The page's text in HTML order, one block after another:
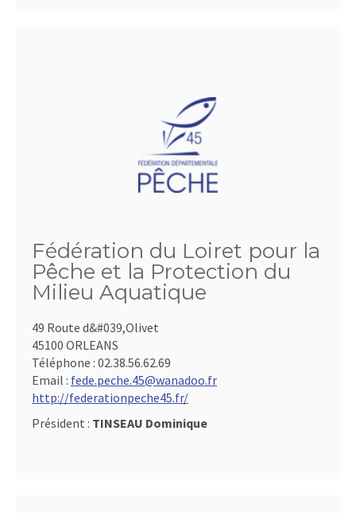
Fédération du Loiret pour la
Pêche et la Protection du
Milieu Aquatique
49 Route d&#039,Olivet
45100 ORLEANS
Téléphone : 02.38.56.62.69
Email : fede.peche.45@wanadoo.fr
http://federationpeche45.fr/
Président : TINSEAU Dominique